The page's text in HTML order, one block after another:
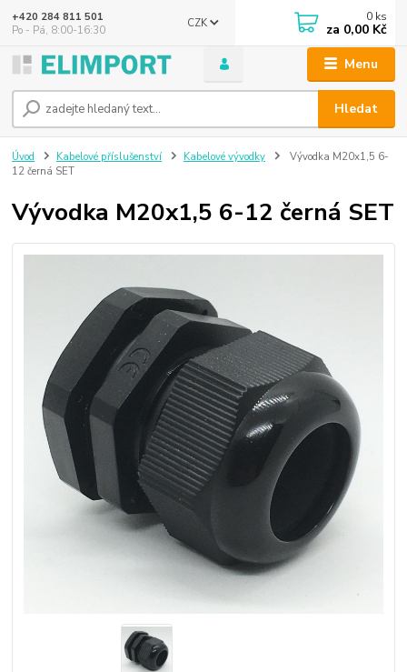
Menu
CZK
Hledat
+420 284 811 501
Po - Pá, 8:00-16:30
0 ks
za 0,00 Kč
Úvod Kabelové příslušenství Kabelové vývodky
Vývodka M20x1,5 6-
12 černá SET
Vývodka M20x1,5 6-12 černá SET